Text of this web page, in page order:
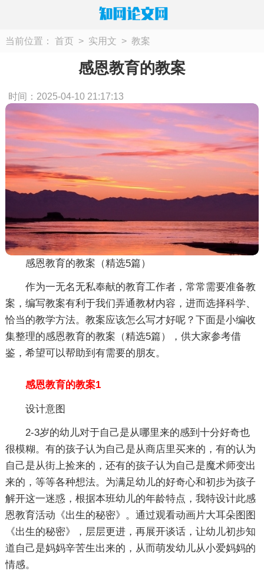
当前位置： 首页 > 实用文 > 教案
感恩教育的教案
时间：2025-04-10 21:17:13
感恩教育的教案（精选5篇）
作为一无名无私奉献的教育工作者，常常需要准备教
案，编写教案有利于我们弄通教材内容，进而选择科学、
恰当的教学方法。教案应该怎么写才好呢？下面是小编收
集整理的感恩教育的教案（精选5篇），供大家参考借
鉴，希望可以帮助到有需要的朋友。
感恩教育的教案1
设计意图
2-3岁的幼儿对于自己是从哪里来的感到十分好奇也
很模糊。有的孩子认为自己是从商店里买来的，有的认为
自己是从街上捡来的，还有的孩子认为自己是魔术师变出
来的，等等各种想法。为满足幼儿的好奇心和初步为孩子
解开这一迷惑，根据本班幼儿的年龄特点，我特设计此感
恩教育活动《出生的秘密》。通过观看动画片大耳朵图图
《出生的秘密》，层层更进，再展开谈话，让幼儿初步知
道自己是妈妈辛苦生出来的，从而萌发幼儿从小爱妈妈的
情感。